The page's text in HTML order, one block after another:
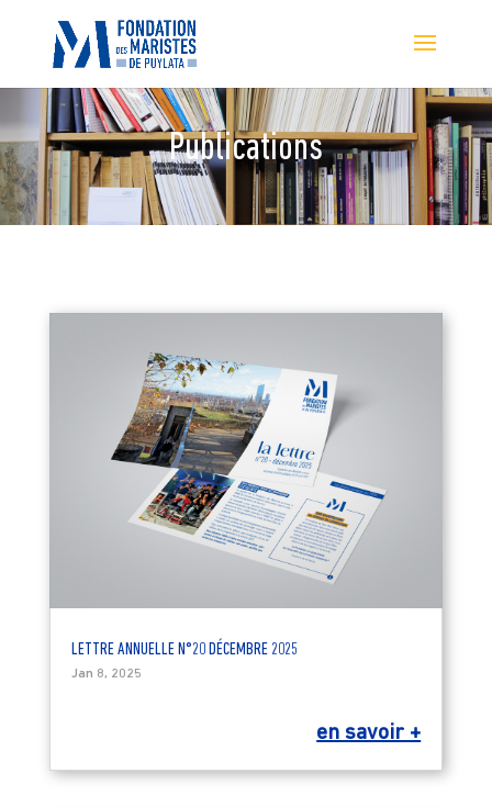
Publications
LETTRE ANNUELLE N°20 DÉCEMBRE 2025
Jan 8, 2025
en savoir +